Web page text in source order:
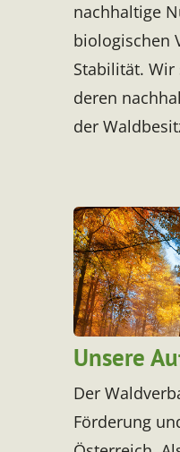
nachhaltige
biologischen
Stabilität. Wir
deren
der
Unsere
Der
Förderung